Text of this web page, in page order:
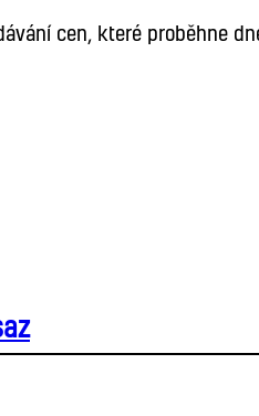
cen, které proběhne